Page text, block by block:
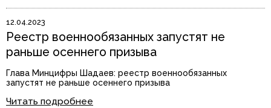
12.04.2023
Реестр военнообязанных запустят не
раньше осеннего призыва
Глава Минцифры Шадаев: реестр военнообязанных
запустят не раньше осеннего призыва
Читать подробнее